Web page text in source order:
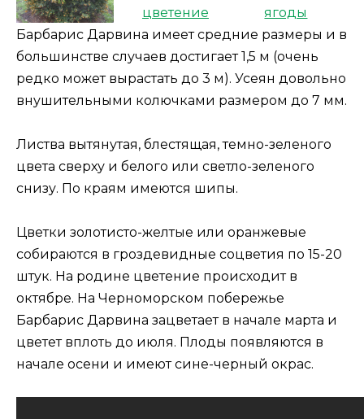
Барбарис Дарвина имеет средние размеры и в
большинстве случаев достигает 1,5 м (очень
редко может вырастать до 3 м). Усеян довольно
внушительными колючками размером до 7 мм.
Листва вытянутая, блестящая, темно-зеленого
цвета сверху и белого или светло-зеленого
снизу. По краям имеются шипы.
Цветки золотисто-желтые или оранжевые
собираются в гроздевидные соцветия по 15-20
штук. На родине цветение происходит в
октябре. На Черноморском побережье
Барбарис Дарвина зацветает в начале марта и
цветет вплоть до июля. Плоды появляются в
начале осени и имеют сине-черный окрас.